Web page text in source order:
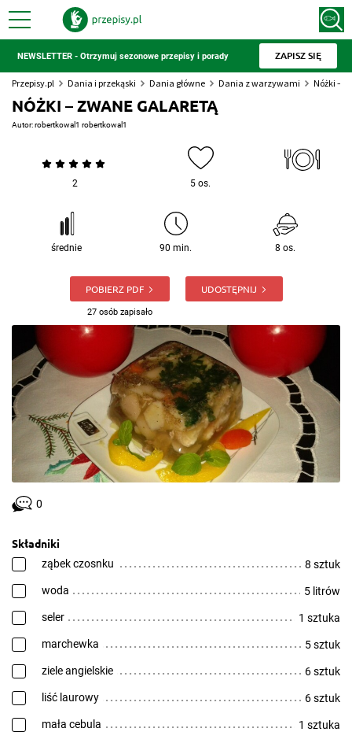
NEWSLETTER - Otrzymuj sezonowe przepisy i porady ZAPISZ SIĘ
Przepisy.pl Dania i przekąski Dania główne Dania z warzywami Nóżki –
NÓŻKI – ZWANE GALARETĄ
Autor:robertkowal1 robertkowal1
2 5 os.
średnie 90 min. 8 os.
POBIERZ PDF
27 osób zapisało
UDOSTĘPNIJ
0
Składniki
ząbek czosnku 8 sztuk
woda 5 litrów
seler 1 sztuka
marchewka 5 sztuk
ziele angielskie 6 sztuk
liść laurowy 6 sztuk
mała cebula 1 sztuka